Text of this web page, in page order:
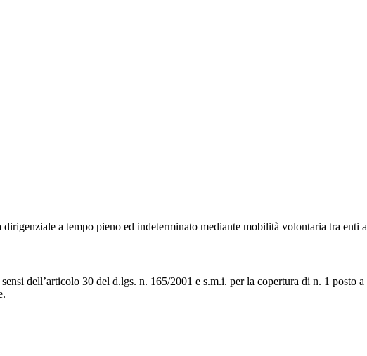
a tempo pieno ed indeterminato mediante mobilità volontaria tra enti
dell’articolo 30 del d.lgs. n. 165/2001 e s.m.i. per la copertura di n. 1